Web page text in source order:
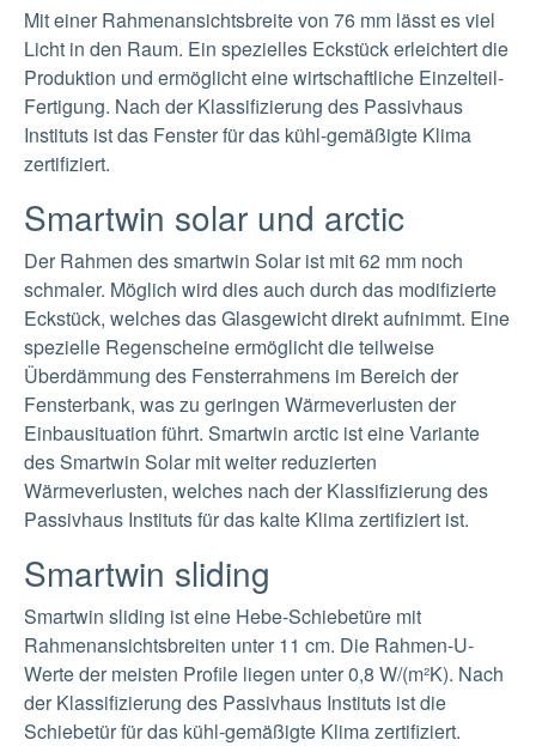
Mit einer Rahmenansichtsbreite von 76 mm lässt es viel
Licht in den Raum. Ein spezielles Eckstück erleichtert die
Produktion und ermöglicht eine wirtschaftliche Einzelteil-
Fertigung. Nach der Klassifizierung des Passivhaus
Instituts ist das Fenster für das kühl-gemäßigte Klima
zertifiziert.
Smartwin solar und arctic
Der Rahmen des smartwin Solar ist mit 62 mm noch
schmaler. Möglich wird dies auch durch das modifizierte
Eckstück, welches das Glasgewicht direkt aufnimmt. Eine
spezielle Regenscheine ermöglicht die teilweise
Überdämmung des Fensterrahmens im Bereich der
Fensterbank, was zu geringen Wärmeverlusten der
Einbausituation führt. Smartwin arctic ist eine Variante
des Smartwin Solar mit weiter reduzierten
Wärmeverlusten, welches nach der Klassifizierung des
Passivhaus Instituts für das kalte Klima zertifiziert ist.
Smartwin sliding
Smartwin sliding ist eine Hebe-Schiebetüre mit
Rahmenansichtsbreiten unter 11 cm. Die Rahmen-U-
Werte der meisten Profile liegen unter 0,8 W/(m²K). Nach
der Klassifizierung des Passivhaus Instituts ist die
Schiebetür für das kühl-gemäßigte Klima zertifiziert.